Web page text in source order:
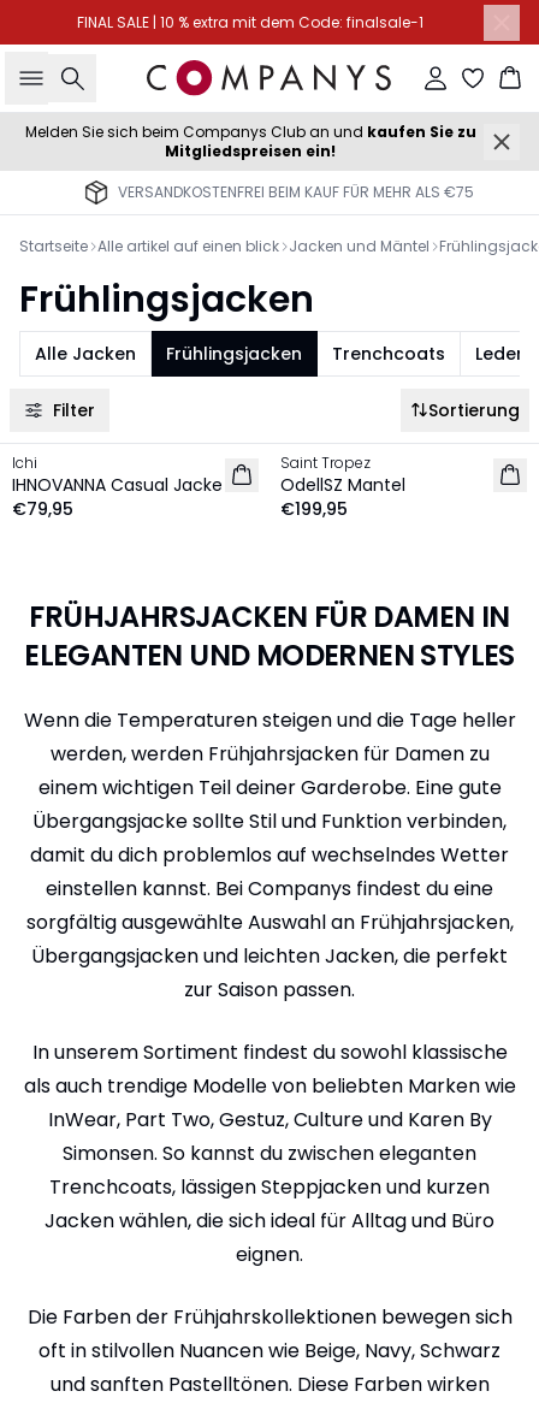
FINAL SALE | 10 % extra mit dem Code: finalsale-1
Suche Einloggen
Melden Sie sich beim Companys Club an und kaufen Sie zu
Mitgliedspreisen ein!
VERSANDKOSTENFREI BEIM KAUF FÜR MEHR ALS €75
Startseite Alle artikel auf einen blick Jacken und Mäntel
Frühlingsjacken
Alle Jacken Frühlingsjacken Trenchcoats
Filter Sortierung
NEU
Ichi
IHNOVANNA Casual Jacke
€79,95
NEU
Saint Tropez
OdellSZ Mantel
€199,95
FRÜHJAHRSJACKEN FÜR DAMEN IN
ELEGANTEN UND MODERNEN STYLES
Wenn die Temperaturen steigen und die Tage heller
werden, werden Frühjahrsjacken für Damen zu
einem wichtigen Teil deiner Garderobe. Eine gute
Übergangsjacke sollte Stil und Funktion verbinden,
damit du dich problemlos auf wechselndes Wetter
einstellen kannst. Bei Companys findest du eine
sorgfältig ausgewählte Auswahl an Frühjahrsjacken,
Übergangsjacken und leichten Jacken, die perfekt
zur Saison passen.
In unserem Sortiment findest du sowohl klassische
als auch trendige Modelle von beliebten Marken wie
InWear, Part Two, Gestuz, Culture und Karen By
Simonsen. So kannst du zwischen eleganten
Trenchcoats, lässigen Steppjacken und kurzen
Jacken wählen, die sich ideal für Alltag und Büro
eignen.
Die Farben der Frühjahrskollektionen bewegen sich
oft in stilvollen Nuancen wie Beige, Navy, Schwarz
und sanften Pastelltönen. Diese Farben wirken